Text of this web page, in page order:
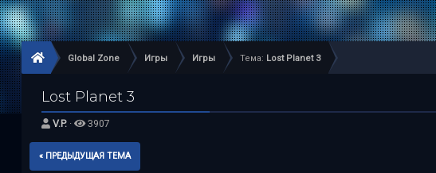
Global Zone Игры Игры Тема: Lost Planet 3
Lost Planet 3
V.P.· 3907
« ПРЕДЫДУЩАЯ ТЕМА